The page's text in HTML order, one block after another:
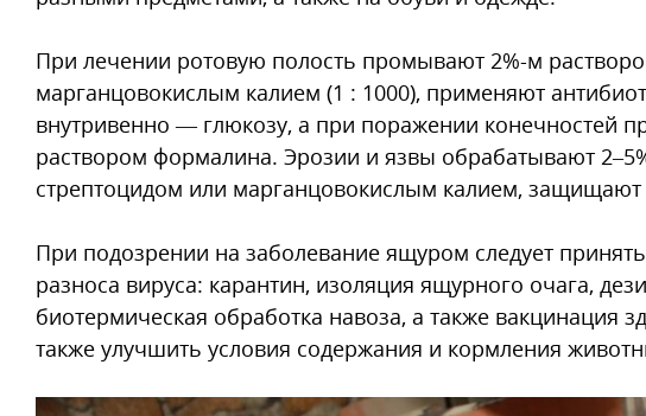
При лечении ротовую полость промывают 2%-м
марганцовокислым калием (1 : 1000), применяют
внутривенно — глюкозу, а при поражении конечностей
раствором формалина. Эрозии и язвы обрабатывают
стрептоцидом или марганцовокислым калием,
При подозрении на заболевание ящуром следует
разноса вируса: карантин, изоляция ящурного очага,
биотермическая обработка навоза, а также вакцинация
также улучшить условия содержания и кормления